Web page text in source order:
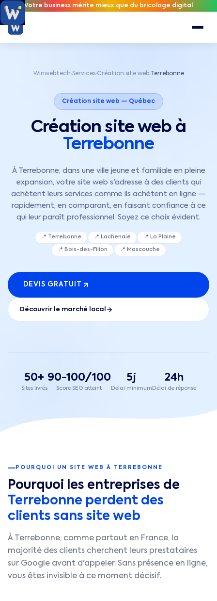
Votre business mérite mieux que du bricolage digital
Winwebtech ›Services›Création site web›Terrebonne
Création site web — Québec
Création site web à
Terrebonne
À Terrebonne, dans une ville jeune et familiale en pleine
expansion, votre site web s'adresse à des clients qui
achètent leurs services comme ils achètent en ligne —
rapidement, en comparant, en faisant confiance à ce
qui leur paraît professionnel. Soyez ce choix évident.
📍 Terrebonne 📍 Lachenaie 📍 La Plaine
📍 Bois-des-Filion 📍 Mascouche
DEVIS GRATUIT
Découvrir le marché local
50+
Sites livrés
90-100/100
Score SEO atteint
5j
Délai minimum
24h
Délai de réponse
POURQUOI UN SITE WEB À TERREBONNE
Pourquoi les entreprises de
Terrebonne perdent des
clients sans site web
À Terrebonne, comme partout en France, la
majorité des clients cherchent leurs prestataires
sur Google avant d'appeler. Sans présence en ligne,
vous êtes invisible à ce moment décisif.